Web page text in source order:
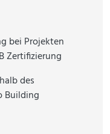
bei Projekten
Zertifizierung
des
Building